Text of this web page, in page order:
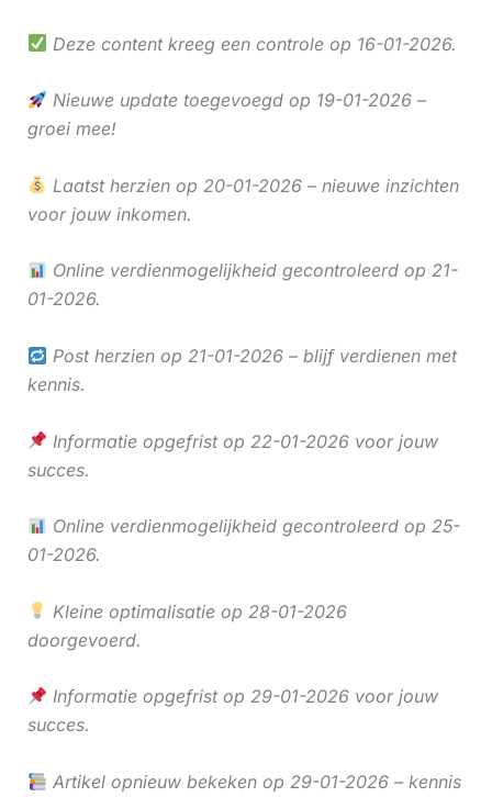
Deze content kreeg een controle op 16-01-2026.
Nieuwe update toegevoegd op 19-01-2026 –
groei mee!
Laatst herzien op 20-01-2026 – nieuwe inzichten
voor jouw inkomen.
Online verdienmogelijkheid gecontroleerd op 21-
01-2026.
Post herzien op 21-01-2026 – blijf verdienen met
kennis.
Informatie opgefrist op 22-01-2026 voor jouw
succes.
Online verdienmogelijkheid gecontroleerd op 25-
01-2026.
Kleine optimalisatie op 28-01-2026
doorgevoerd.
Informatie opgefrist op 29-01-2026 voor jouw
succes.
Artikel opnieuw bekeken op 29-01-2026 – kennis